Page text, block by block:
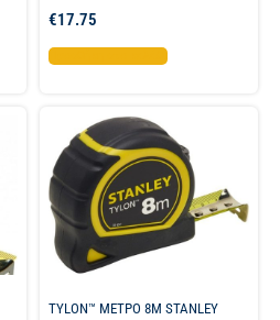
€17.75
Προσθήκη στο καλάθι
TYLON™ ΜΕΤΡΟ 8Μ STANLEY